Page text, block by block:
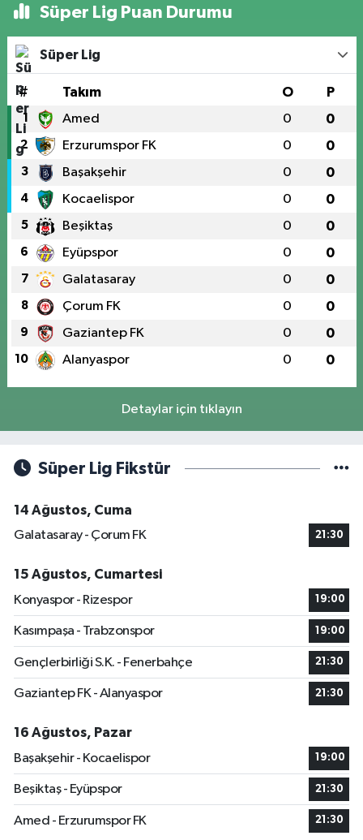
Süper Lig Puan Durumu
Süper Lig
# Takım O P
1 Amed 0 0
2 Erzurumspor FK 0 0
3 Başakşehir 0 0
4 Kocaelispor 0 0
5 Beşiktaş 0 0
6 Eyüpspor 0 0
7 Galatasaray 0 0
8 Çorum FK 0 0
9 Gaziantep FK 0 0
10 Alanyaspor 0 0
Detaylar için tıklayın
Süper Lig Fikstür
14 Ağustos, Cuma
Galatasaray - Çorum FK
21:30
15 Ağustos, Cumartesi
Konyaspor - Rizespor
19:00
Kasımpaşa - Trabzonspor 19:00
Gençlerbirliği S.K. - Fenerbahçe 21:30
Gaziantep FK - Alanyaspor 21:30
16 Ağustos, Pazar
Başakşehir - Kocaelispor
19:00
Beşiktaş - Eyüpspor 21:30
Amed - Erzurumspor FK 21:30